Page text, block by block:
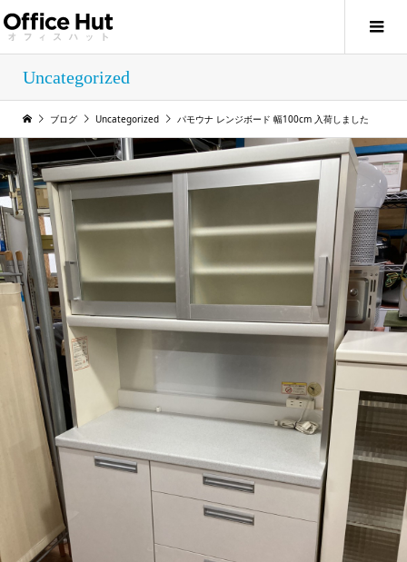
Uncategorized
ブログ Uncategorized パモウナ レンジボード 幅100cm 入荷しました